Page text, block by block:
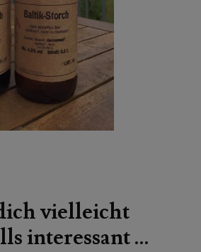
vielleicht
interessant …